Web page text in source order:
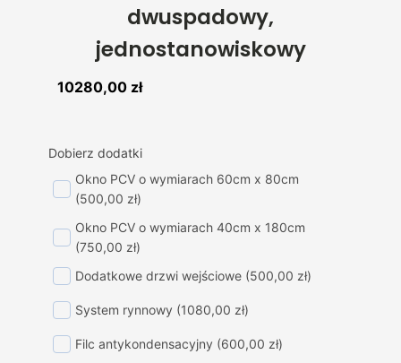
dwuspadowy,
jednostanowiskowy
10280,00 zł
Dobierz dodatki
Okno PCV o wymiarach 60cm x 80cm
(500,00 zł)
Okno PCV o wymiarach 40cm x 180cm
(750,00 zł)
Dodatkowe drzwi wejściowe (500,00 zł)
System rynnowy (1080,00 zł)
Filc antykondensacyjny (600,00 zł)